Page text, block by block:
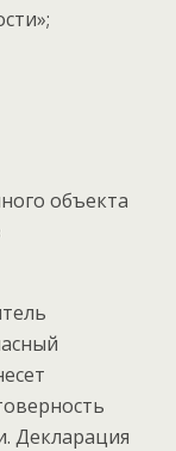
объекта
Декларация